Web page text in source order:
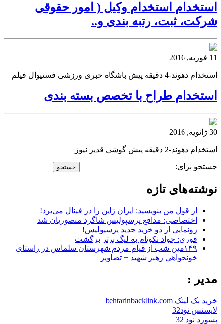
استخدام استخدام وکیل ( امور حقوقی
شرکت، ثبت، رتبه بندی و..
11 فوریه, 2016
استخدام دهوند-4 دقیقه پیش باشگاه خبری ورزشی فستیوال فیلم
استخدام طراح با تخصص بسته بندی
30 ژانویه, 2016
استخدام دهوند-2 دقیقه پیش گوشی قدیر نیوز
جستجو برای:
نوشته‌های تازه
از قول من بنویسید: ایران ژاپن را در فینال می‌برد!
اختصاصی: مدافع پرسپولیس شاگرد منصوریان شد
رونمایی از دو خرید جدید پرسپولیس!
فوری: جواد نکونام به لیگ برتر برگشت
۱۴۹مین شب از قیام مردم شهرستان سلماس در راستای
خونخواهی رهبر شهید + تصاویر
مدیر :
خرید بک لینک behtarinbacklink.com
لایسنس نود32
پسورد نود 32